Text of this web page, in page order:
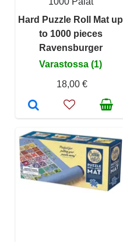
Hard Puzzle Roll Mat up
to 1000 pieces
Ravensburger
Varastossa (1)
18,00 €